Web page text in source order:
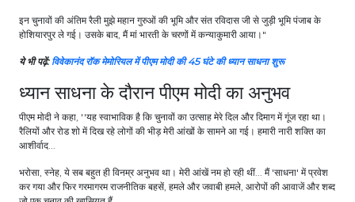
इन चुनावों की अंतिम रैली मुझे महान गुरुओं की भूमि और संत रविदास जी से जुड़ी भूमि पंजाब के
होशियारपुर ले गई। उसके बाद, मैं मां भारती के चरणों में कन्याकुमारी आया।"
ये भी पढ़ें: विवेकानंद रॉक मेमोरियल में पीएम मोदी की 45 घंटे की ध्यान साधना शुरू
ध्यान साधना के दौरान पीएम मोदी का अनुभव
पीएम मोदी ने कहा, ''यह स्वाभाविक है कि चुनावों का उत्साह मेरे दिल और दिमाग में गूंज रहा था।
रैलियों और रोड शो में दिख रहे लोगों की भीड़ मेरी आंखों के सामने आ गई। हमारी नारी शक्ति का
आशीर्वाद...
भरोसा, स्नेह, ये सब बहुत ही विनम्र अनुभव था। मेरी आंखें नम हो रही थीं... मैं 'साधना' में प्रवेश
कर गया और फिर गरमागरम राजनीतिक बहसें, हमले और जवाबी हमले, आरोपों की आवाजें और शब्द